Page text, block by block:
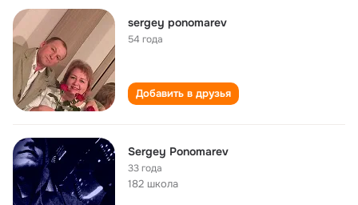
sergey ponomarev
54 года
Добавить в друзья
Sergey Ponomarev
33 года
182 школа